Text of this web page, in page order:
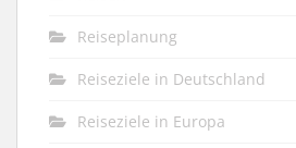
Reiseplanung
Reiseziele in Deutschland
Reiseziele in Europa